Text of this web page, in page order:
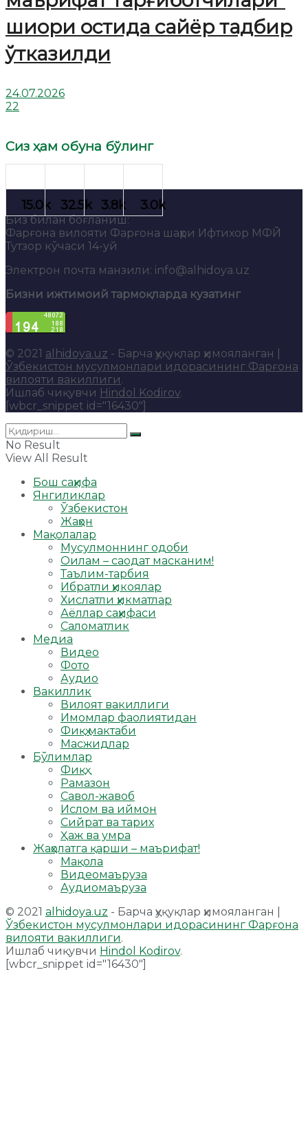
шиори остида сайёр тадбир
ўтказилди
24.07.2026
22
Сиз ҳам обуна бўлинг
Биз билан боғланиш:
Фарғона вилояти Фарғона шаҳри Ифтихор МФЙ
Тутзор кўчаси 14-уй
Электрон почта манзили: info@alhidoya.uz
Бизни ижтимоий тармоқларда кузатинг
© 2021 alhidoya.uz - Барча ҳуқуқлар ҳимояланган |
Ўзбекистон мусулмонлари идорасининг Фарғона
вилояти вакиллиги.
Ишлаб чиқувчи Hindol Kodirov.
[wbcr_snippet id="16430"]
No Result
View All Result
Бош саҳифа
Янгиликлар
Ўзбекистон
Жаҳон
Мақолалар
Мусулмоннинг одоби
Оилам – саодат масканим!
Таълим-тарбия
Ибратли ҳикоялар
Хислатли ҳикматлар
Аёллар саҳифаси
Саломатлик
Медиа
Видео
Фото
Аудио
Вакиллик
Вилоят вакиллиги
Имомлар фаолиятидан
Фиқҳ мактаби
Масжидлар
Бўлимлар
Фиқҳ
Рамазон
Савол-жавоб
Ислом ва иймон
Сийрат ва тарих
Ҳаж ва умра
Жаҳолатга қарши – маърифат!
Мақола
Видеомаъруза
Аудиомаъруза
© 2021 alhidoya.uz - Барча ҳуқуқлар ҳимояланган |
Ўзбекистон мусулмонлари идорасининг Фарғона
вилояти вакиллиги.
Ишлаб чиқувчи Hindol Kodirov.
[wbcr_snippet id="16430"]